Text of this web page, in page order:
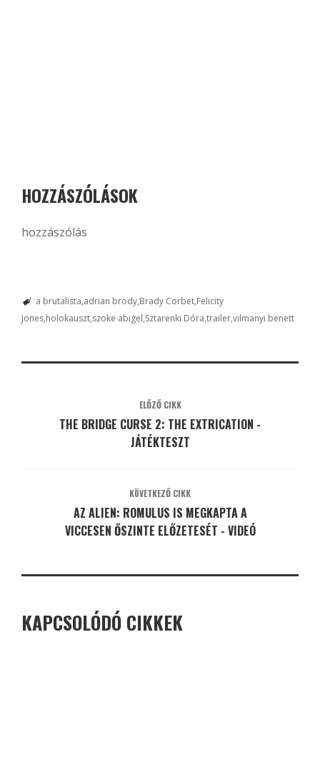
HOZZÁSZÓLÁSOK
hozzászólás
a brutalista adrian brody Brady Corbet Felicity
Jones holokauszt szoke abigel Sztarenki Dóra trailervilmanyi benett
ELŐZŐ CIKK
THE BRIDGE CURSE 2: THE EXTRICATION -
JÁTÉKTESZT
KÖVETKEZŐ CIKK
AZ ALIEN: ROMULUS IS MEGKAPTA A
VICCESEN ŐSZINTE ELŐZETESÉT - VIDEÓ
KAPCSOLÓDÓ CIKKEK